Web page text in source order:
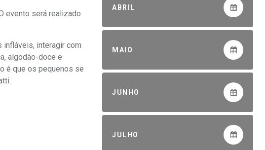
evento será realizado
infláveis, interagir com
algodão-doce e
é que os pequenos se
ABRIL
MAIO
JUNHO
JULHO